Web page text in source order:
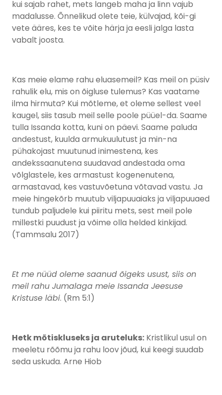
kui sajab rahet, mets langeb maha ja linn vajub
madalusse. Õnnelikud olete teie, külvajad, kõi-gi
vete ääres, kes te võite härja ja eesli jalga lasta
vabalt joosta.
Kas meie elame rahu eluasemeil? Kas meil on püsiv
rahulik elu, mis on õigluse tulemus? Kas vaatame
ilma hirmuta? Kui mõtleme, et oleme sellest veel
kaugel, siis tasub meil selle poole püüel-da. Saame
tulla Issanda kotta, kuni on päevi. Saame paluda
andestust, kuulda armukuulutust ja min-na
pühakojast muutunud inimestena, kes
andekssaanutena suudavad andestada oma
võlglastele, kes armastust kogenenutena,
armastavad, kes vastuvõetuna võtavad vastu. Ja
meie hingekõrb muutub viljapuuaiaks ja viljapuuaed
tundub paljudele kui piiritu mets, sest meil pole
millestki puudust ja võime olla helded kinkijad.
(Tammsalu 2017)
Et me nüüd oleme saanud õigeks usust, siis on
meil rahu Jumalaga meie Issanda Jeesuse
Kristuse läbi. (Rm 5:1)
Hetk mõtiskluseks ja aruteluks: Kristlikul usul on
meeletu rõõmu ja rahu loov jõud, kui keegi suudab
seda uskuda. Arne Hiob